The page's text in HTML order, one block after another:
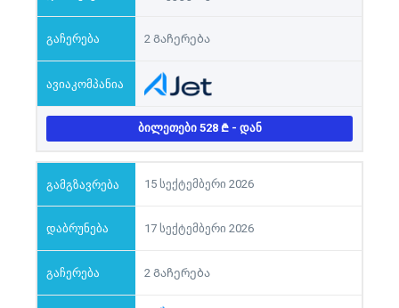
2 Გაჩერება
ᲑᲘᲚᲔᲗᲔᲑᲘ 528 - ᲓᲐᲜ
15 სექტემბერი 2026
17 სექტემბერი 2026
2 Გაჩერება